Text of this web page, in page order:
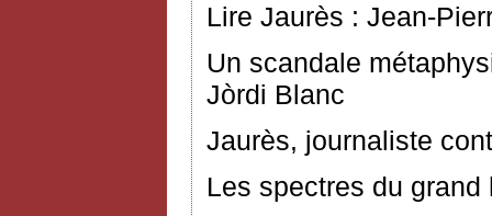
Lire Jaurès : Jean-
Un scandale
Jòrdi Blanc
Jaurès, journaliste
Les spectres du grand